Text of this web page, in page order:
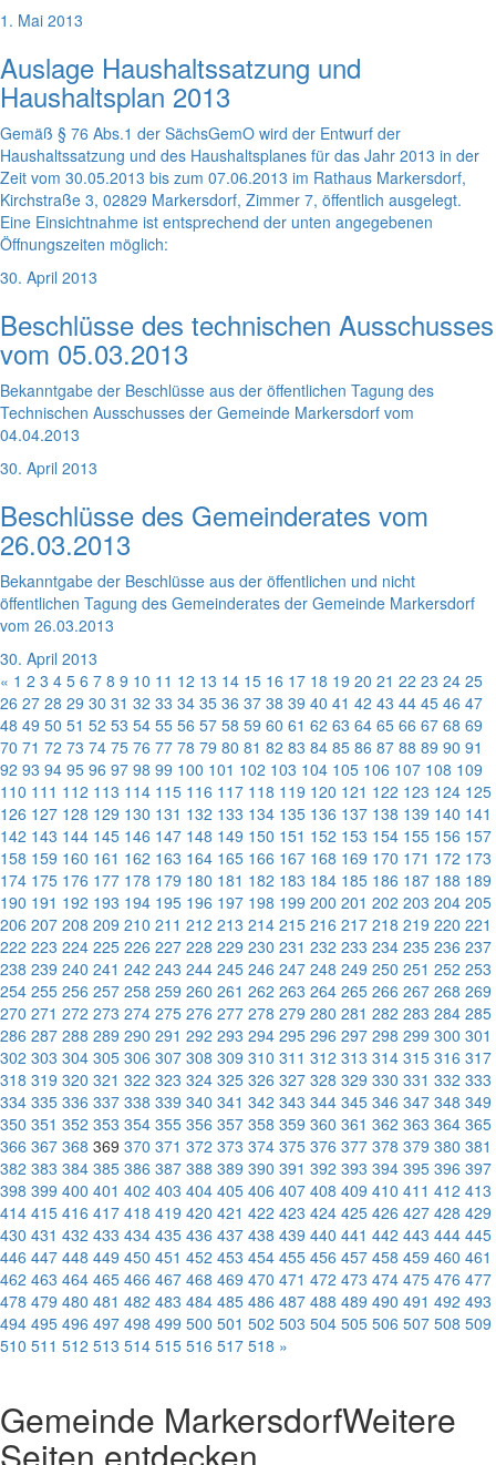
1. Mai 2013
Auslage Haushaltssatzung und
Haushaltsplan 2013
Gemäß § 76 Abs.1 der SächsGemO wird der Entwurf der
Haushaltssatzung und des Haushaltsplanes für das Jahr 2013 in der
Zeit vom 30.05.2013 bis zum 07.06.2013 im Rathaus Markersdorf,
Kirchstraße 3, 02829 Markersdorf, Zimmer 7, öffentlich ausgelegt.
Eine Einsichtnahme ist entsprechend der unten angegebenen
Öffnungszeiten möglich:
30. April 2013
Beschlüsse des technischen Ausschusses
vom 05.03.2013
Bekanntgabe der Beschlüsse aus der öffentlichen Tagung des
Technischen Ausschusses der Gemeinde Markersdorf vom
04.04.2013
30. April 2013
Beschlüsse des Gemeinderates vom
26.03.2013
Bekanntgabe der Beschlüsse aus der öffentlichen und nicht
öffentlichen Tagung des Gemeinderates der Gemeinde Markersdorf
vom 26.03.2013
30. April 2013
« 1 2 3 4 5 6 7 8 9 10 11 12 13 14 15 16 17 18 19 20 21 22 23 24 25
26 27 28 29 30 31 32 33 34 35 36 37 38 39 40 41 42 43 44 45 46 47
48 49 50 51 52 53 54 55 56 57 58 59 60 61 62 63 64 65 66 67 68 69
70 71 72 73 74 75 76 77 78 79 80 81 82 83 84 85 86 87 88 89 90 91
92 93 94 95 96 97 98 99 100 101 102 103 104 105 106 107 108 109
110 111 112 113 114 115 116 117 118 119 120 121 122 123 124 125
126 127 128 129 130 131 132 133 134 135 136 137 138 139 140 141
142 143 144 145 146 147 148 149 150 151 152 153 154 155 156 157
158 159 160 161 162 163 164 165 166 167 168 169 170 171 172 173
174 175 176 177 178 179 180 181 182 183 184 185 186 187 188 189
190 191 192 193 194 195 196 197 198 199 200 201 202 203 204 205
206 207 208 209 210 211 212 213 214 215 216 217 218 219 220 221
222 223 224 225 226 227 228 229 230 231 232 233 234 235 236 237
238 239 240 241 242 243 244 245 246 247 248 249 250 251 252 253
254 255 256 257 258 259 260 261 262 263 264 265 266 267 268 269
270 271 272 273 274 275 276 277 278 279 280 281 282 283 284 285
286 287 288 289 290 291 292 293 294 295 296 297 298 299 300 301
302 303 304 305 306 307 308 309 310 311 312 313 314 315 316 317
318 319 320 321 322 323 324 325 326 327 328 329 330 331 332 333
334 335 336 337 338 339 340 341 342 343 344 345 346 347 348 349
350 351 352 353 354 355 356 357 358 359 360 361 362 363 364 365
366 367 368 369 370 371 372 373 374 375 376 377 378 379 380 381
382 383 384 385 386 387 388 389 390 391 392 393 394 395 396 397
398 399 400 401 402 403 404 405 406 407 408 409 410 411 412 413
414 415 416 417 418 419 420 421 422 423 424 425 426 427 428 429
430 431 432 433 434 435 436 437 438 439 440 441 442 443 444 445
446 447 448 449 450 451 452 453 454 455 456 457 458 459 460 461
462 463 464 465 466 467 468 469 470 471 472 473 474 475 476 477
478 479 480 481 482 483 484 485 486 487 488 489 490 491 492 493
494 495 496 497 498 499 500 501 502 503 504 505 506 507 508 509
510 511 512 513 514 515 516 517 518 »
Gemeinde MarkersdorfWeitere